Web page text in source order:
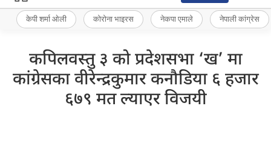
केपी शर्मा ओली कोरोना भाइरस नेकपा एमाले नेपाली कांग्रेस
कपिलवस्तु ३ को प्रदेशसभा ‘ख’ मा
कांग्रेसका वीरेन्द्रकुमार कनौडिया ६ हजार
६७९ मत ल्याएर विजयी